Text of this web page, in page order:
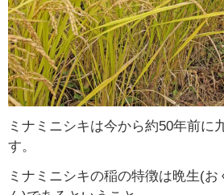
ミナミニシキは今から約50年前に
す。
ミナミニシキの稲の特徴は晩生(